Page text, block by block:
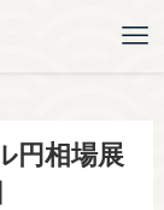
円相場展